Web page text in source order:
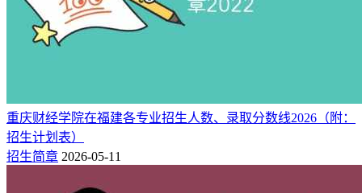
重庆财经学院在福建各专业招生人数、录取分数线2026（附：
招生计划表）
招生简章 2026-05-11